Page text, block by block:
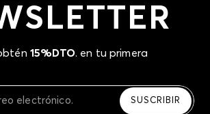
15%DTO. en tu primera
SUSCRIBIR